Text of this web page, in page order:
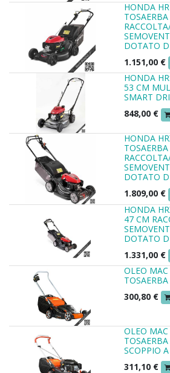
HONDA
DOTATO
1.151,00 €
HONDA
53 CM
SMART
848,00 €
HONDA
DOTATO
1.809,00 €
HONDA
47 CM
DOTATO
1.331,00 €
OLEO
300,80 €
OLEO
SCOPPIO
311,10 €